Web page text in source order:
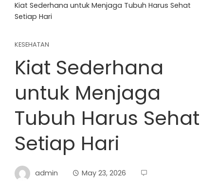
Kiat Sederhana untuk Menjaga Tubuh Harus Sehat
Setiap Hari
KESEHATAN
Kiat Sederhana
untuk Menjaga
Tubuh Harus Sehat
Setiap Hari
admin May 23, 2026